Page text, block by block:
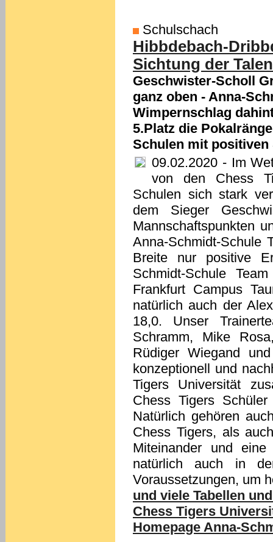
Schulschach
Hibbdebach-
Sichtung der
Geschwister-Scholl
ganz oben - Anna-
Wimpernschlag
5.Platz die
Schulen mit positiven
09.02.2020 - Im
von den Chess
Schulen sich stark
dem Sieger
Mannschaftspunkten
Anna-Schmidt-Schule
Breite nur positive
Schmidt-Schule
Frankfurt Campus
natürlich auch der
18,0. Unser
Schramm, Mike
Rüdiger Wiegand
konzeptionell und
Tigers Universität
Chess Tigers
Natürlich gehören
Chess Tigers, als
Miteinander und
natürlich auch in
Voraussetzungen, um
und viele Tabellen
Chess Tigers
Homepage Anna-